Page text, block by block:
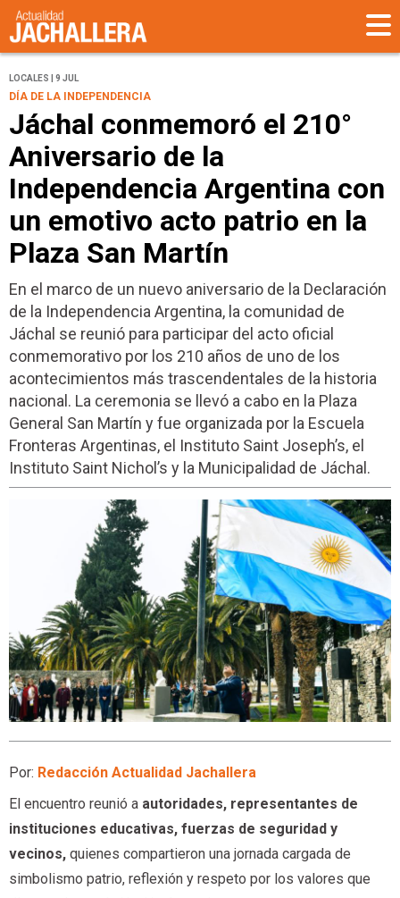
LOCALES | 9 JUL
DÍA DE LA INDEPENDENCIA
Jáchal conmemoró el 210°
Aniversario de la
Independencia Argentina con
un emotivo acto patrio en la
Plaza San Martín
En el marco de un nuevo aniversario de la Declaración
de la Independencia Argentina, la comunidad de
Jáchal se reunió para participar del acto oficial
conmemorativo por los 210 años de uno de los
acontecimientos más trascendentales de la historia
nacional. La ceremonia se llevó a cabo en la Plaza
General San Martín y fue organizada por la Escuela
Fronteras Argentinas, el Instituto Saint Joseph’s, el
Instituto Saint Nichol’s y la Municipalidad de Jáchal.
Por: Redacción Actualidad Jachallera
El encuentro reunió a autoridades, representantes de
instituciones educativas, fuerzas de seguridad y
vecinos, quienes compartieron una jornada cargada de
simbolismo patrio, reflexión y respeto por los valores que